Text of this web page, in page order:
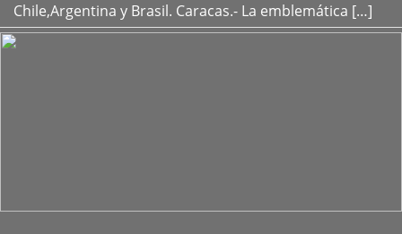
Chile,Argentina y Brasil. Caracas.- La emblemática […]